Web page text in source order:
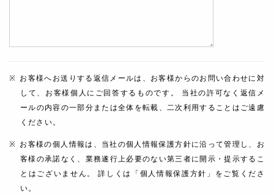
お客様へお送りする返信メールは、お客様からのお問い合わせに対
して、お客様個人にご回答するものです。 当社の許可なく返信メ
ールの内容の一部分または全体を転載、二次利用することはご遠慮
ください。
お客様の個人情報は、当社の個人情報保護方針に沿って管理し、お
客様の承諾なく、業務遂行上必要のない第三者に開示・提示するこ
とはございません。 詳しくは「個人情報保護方針」をご覧くださ
い。